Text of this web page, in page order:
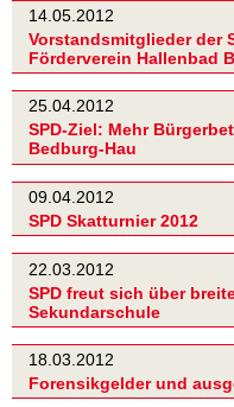
14.05.2012
Vorstandsmitglieder der
Förderverein Hallenbad
25.04.2012
SPD-Ziel: Mehr
Bedburg-Hau
09.04.2012
SPD Skatturnier 2012
22.03.2012
SPD freut sich über
Sekundarschule
18.03.2012
Forensikgelder und